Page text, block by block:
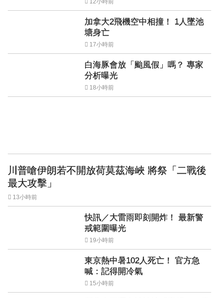
12小時前
加拿大2飛機空中相撞！ 1人墜池
塘身亡
17小時前
白海豚會放「颱風假」嗎？ 專家
分析曝光
18小時前
川普嗆伊朗若不開放荷莫茲海峽 將祭「二戰後
最大攻擊」
13小時前
快訊／大雷雨即刻開炸！ 最新警
戒範圍曝光
19小時前
東京熱中暑102人死亡！ 官方急
喊：記得開冷氣
15小時前